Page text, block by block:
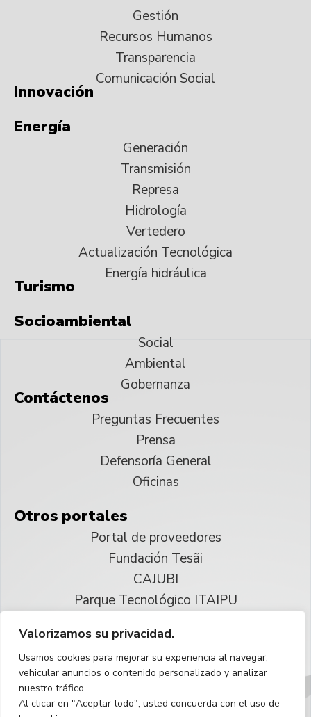
Valorizamos su privacidad.
Usamos cookies para mejorar su experiencia al navegar,
vehicular anuncios o contenido personalizado y analizar
nuestro tráfico.
Al clicar en "Aceptar todo", usted concuerda con el uso de
Gestión
Recursos Humanos
Transparencia
Comunicación Social
Innovación
Energía
Generación
Transmisión
Represa
Hidrología
Vertedero
Actualización Tecnológica
Energía hidráulica
Turismo
Socioambiental
Social
Ambiental
Gobernanza
Contáctenos
Preguntas Frecuentes
Prensa
Defensoría General
Oficinas
Otros portales
Portal de proveedores
Fundación Tesãi
CAJUBI
Parque Tecnológico ITAIPU
Reservados todos los derechos
Español